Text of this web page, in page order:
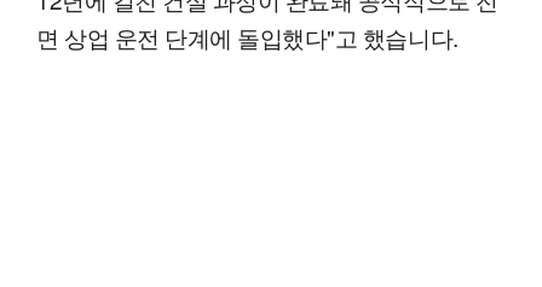
면 상업 운전 단계에 돌입했다"고 했습니다.